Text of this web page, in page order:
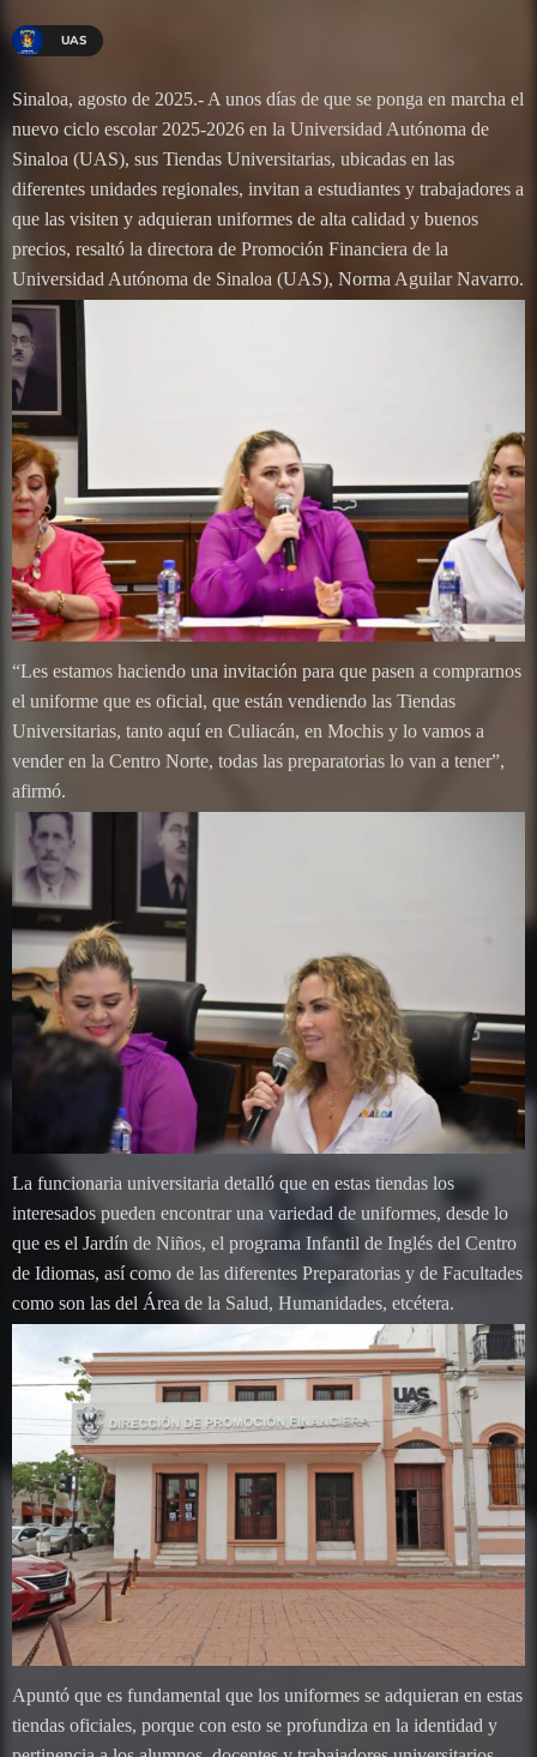
UAS
Sinaloa, agosto de 2025.- A unos días de que se ponga en marcha el
nuevo ciclo escolar 2025-2026 en la Universidad Autónoma de
Sinaloa (UAS), sus Tiendas Universitarias, ubicadas en las
diferentes unidades regionales, invitan a estudiantes y trabajadores a
que las visiten y adquieran uniformes de alta calidad y buenos
precios, resaltó la directora de Promoción Financiera de la
Universidad Autónoma de Sinaloa (UAS), Norma Aguilar Navarro.
“Les estamos haciendo una invitación para que pasen a comprarnos
el uniforme que es oficial, que están vendiendo las Tiendas
Universitarias, tanto aquí en Culiacán, en Mochis y lo vamos a
vender en la Centro Norte, todas las preparatorias lo van a tener”,
afirmó.
La funcionaria universitaria detalló que en estas tiendas los
interesados pueden encontrar una variedad de uniformes, desde lo
que es el Jardín de Niños, el programa Infantil de Inglés del Centro
de Idiomas, así como de las diferentes Preparatorias y de Facultades
como son las del Área de la Salud, Humanidades, etcétera.
Apuntó que es fundamental que los uniformes se adquieran en estas
tiendas oficiales, porque con esto se profundiza en la identidad y